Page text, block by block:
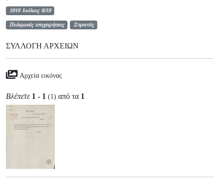
1919 Ιούλιος 6/19
Πολεμικές επιχειρήσεις Στρατός
ΣΥΛΛΟΓΉ ΑΡΧΕΊΩΝ
Αρχεία εικόνας
Βλέπετε 1 - 1 (1) από τα 1